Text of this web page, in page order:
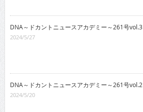
DNA～ドカントニュースアカデミー～261号vol.3
2024/5/27
DNA～ドカントニュースアカデミー～261号vol.2
2024/5/20